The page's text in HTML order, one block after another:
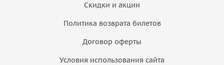
Скидки и акции
Политика возврата билетов
Договор оферты
Условия использования сайта